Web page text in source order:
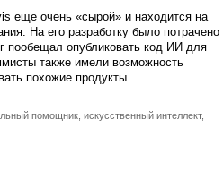
еще очень «сырой» и находится на
На его разработку было потрачено
пообещал опубликовать код ИИ для
также имели возможность
похожие продукты.
помощник, искусственный интеллект,